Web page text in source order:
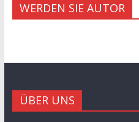
WERDEN SIE AUTOR
ÜBER UNS